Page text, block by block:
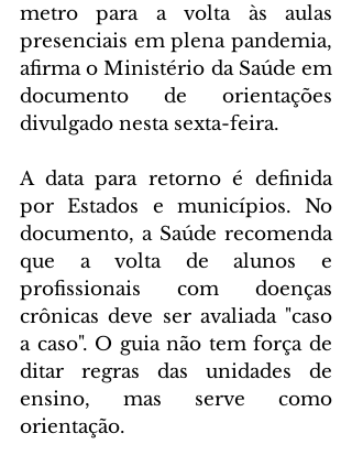
metro para a volta às aulas
presenciais em plena pandemia,
afirma o Ministério da Saúde em
documento de orientações
divulgado nesta sexta-feira.
A data para retorno é definida
por Estados e municípios. No
documento, a Saúde recomenda
que a volta de alunos e
profissionais com doenças
crônicas deve ser avaliada "caso
a caso". O guia não tem força de
ditar regras das unidades de
ensino, mas serve como
orientação.